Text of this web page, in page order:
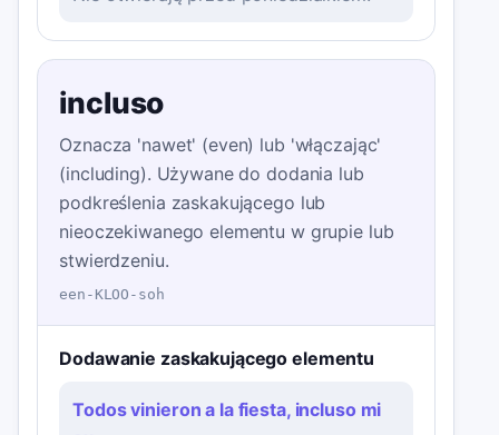
incluso
Oznacza 'nawet' (even) lub 'włączając'
(including). Używane do dodania lub
podkreślenia zaskakującego lub
nieoczekiwanego elementu w grupie lub
stwierdzeniu.
een-KLOO-soh
Dodawanie zaskakującego elementu
Todos vinieron a la fiesta, incluso mi